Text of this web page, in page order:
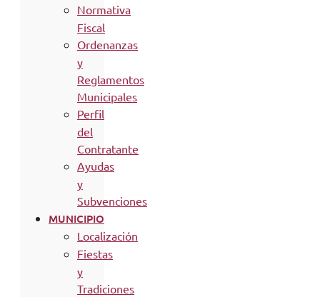
Normativa
Fiscal
Ordenanzas
y
Reglamentos
Municipales
Perfil
del
Contratante
Ayudas
y
Subvenciones
MUNICIPIO
Localización
Fiestas
y
Tradiciones